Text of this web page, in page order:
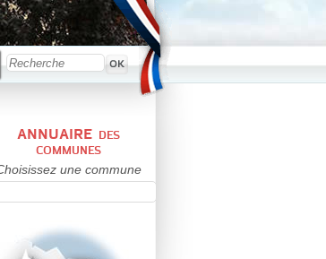
ANNUAIREDES
COMMUNES
une commune